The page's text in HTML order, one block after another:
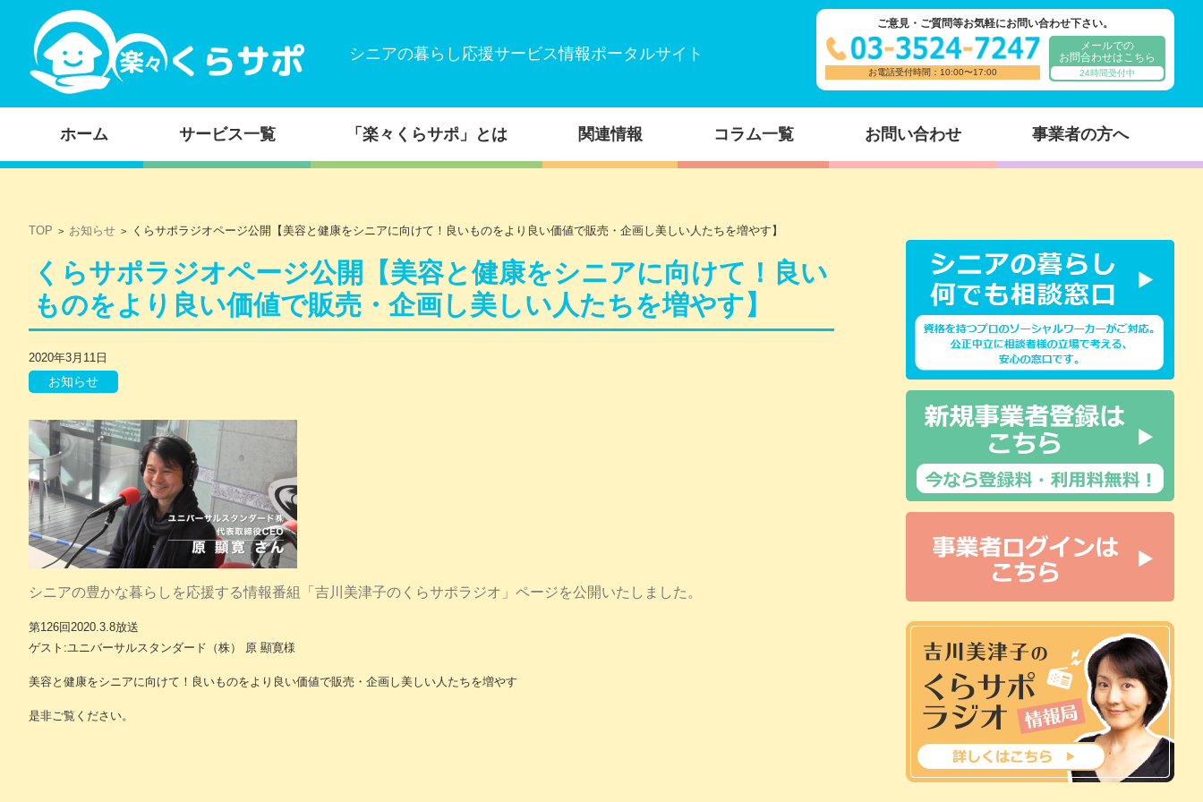
シニアの暮らし応援サービス情報ポータルサイト
ご意見・ご質問等お気軽にお問い合わせ下さい。
お電話受付時間：10:00〜17:00
メールでの
お問合わせはこちら
24時間受付中
コンテンツに移動
ホーム サービス一覧 「楽々くらサポ」とは 関連情報 コラム一覧 お問い合わせ 事業者の方へ
TOP > お知らせ > くらサポラジオページ公開【美容と健康をシニアに向けて！良いものをより良い価値で販売・企画し美しい人たちを増やす】
くらサポラジオページ公開【美容と健康をシニアに向けて！良い
ものをより良い価値で販売・企画し美しい人たちを増やす】
2020年3月11日
お知らせ
シニアの豊かな暮らしを応援する情報番組「吉川美津子のくらサポラジオ」ページを公開いたしました。
第126回2020.3.8放送
ゲスト:ユニバーサルスタンダード（株） 原 顯寛様
美容と健康をシニアに向けて！良いものをより良い価値で販売・企画し美しい人たちを増やす
是非ご覧ください。